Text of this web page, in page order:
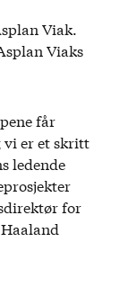
Viak.
Viaks
får
vi er et skritt
ledende
for